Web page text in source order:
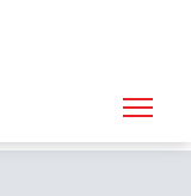
Krakowska)